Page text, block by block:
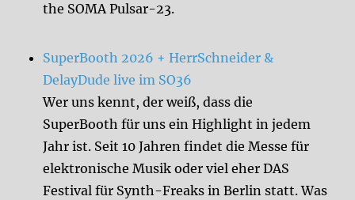
the SOMA Pulsar-23.
SuperBooth 2026 + HerrSchneider &
DelayDude live im SO36
Wer uns kennt, der weiß, dass die
SuperBooth für uns ein Highlight in jedem
Jahr ist. Seit 10 Jahren findet die Messe für
elektronische Musik oder viel eher DAS
Festival für Synth-Freaks in Berlin statt. Was